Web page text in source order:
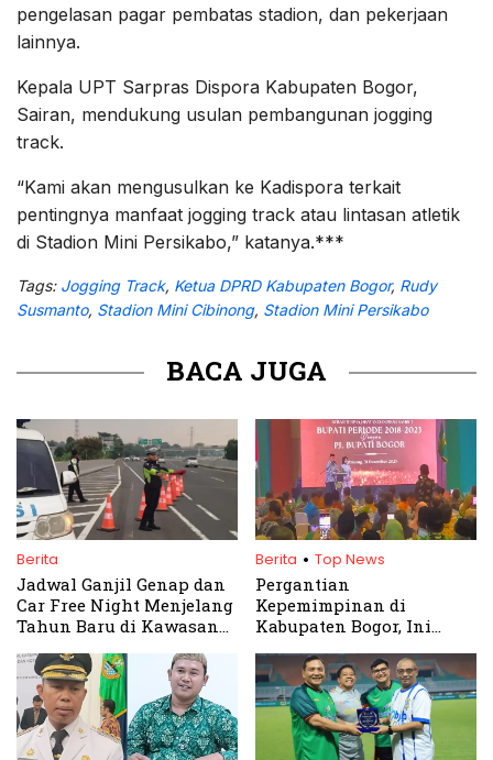
pengelasan pagar pembatas stadion, dan pekerjaan
lainnya.
Kepala UPT Sarpras Dispora Kabupaten Bogor,
Sairan, mendukung usulan pembangunan jogging
track.
“Kami akan mengusulkan ke Kadispora terkait
pentingnya manfaat jogging track atau lintasan atletik
di Stadion Mini Persikabo,” katanya.***
Tags: Jogging Track, Ketua DPRD Kabupaten Bogor, Rudy
Susmanto, Stadion Mini Cibinong, Stadion Mini Persikabo
BACA JUGA
Berita
Jadwal Ganjil Genap dan
Car Free Night Menjelang
Tahun Baru di Kawasan
Berita . Top News
Pergantian
Kepemimpinan di
Kabupaten Bogor, Ini
Bupati Asmawa Tosepu